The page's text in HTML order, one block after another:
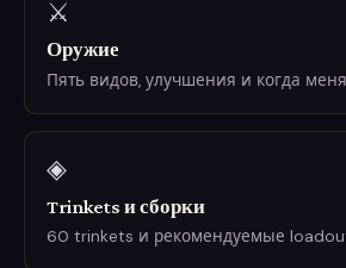
⚔
Оружие
Пять видов, улучшения и когда
◈
Trinkets и сборки
60 trinkets и рекомендуемые